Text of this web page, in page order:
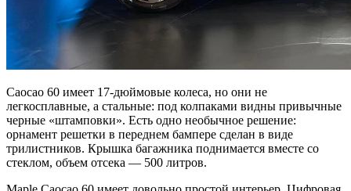
Caocao 60 имеет 17-дюймовые колеса, но они не
легкосплавные, а стальные: под колпаками видны привычные
черные «штамповки». Есть одно необычное решение:
орнамент решетки в переднем бампере сделан в виде
трилистников. Крышка багажника поднимается вместе со
стеклом, объем отсека — 500 литров.